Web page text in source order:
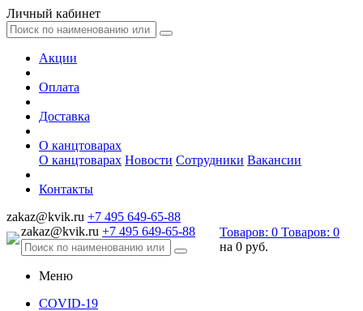
Личный кабинет
Акции
Оплата
Доставка
О канцтоварах
О канцтоварах Новости Сотрудники Вакансии
Контакты
zakaz@kvik.ru +7 495 649-65-88
zakaz@kvik.ru +7 495 649-65-88 Товаров: 0 Товаров: 0
на 0 руб.
Меню
COVID-19